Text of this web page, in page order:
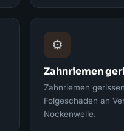
⚙️
Zahnriemen
Zahnriemen
Folgeschäden an
Nockenwelle.